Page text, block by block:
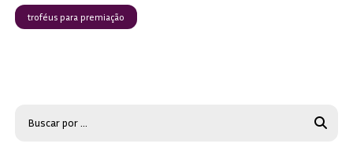
troféus para premiação